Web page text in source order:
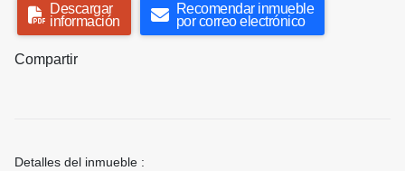
Descargar
información
Recomendar inmueble
por correo electrónico
Compartir
Detalles del inmueble :